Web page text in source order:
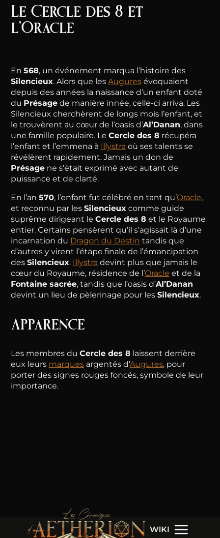
WIKI
Le Cercle des 8 et
l’Oracle
En 568, un événement marqua l’histoire des
Silencieux. Alors que les Augures évoquaient
depuis des années la naissance d’un enfant doté
du Présage de manière innée, celle-ci arriva. Les
Silencieux cherchèrent de longs mois l’enfant, et
le trouvèrent au cœur de l’oasis d’Al’Danan, dans
une famille populaire. Le Cercle des 8 récupéra
l’enfant et l’emmena à Illystra où ses talents se
révélèrent rapidement. Jamais un don de
Présage ne s’était exprimé avec autant de
puissance et de clarté.
En l’an 570, l’enfant fut célébré en tant qu’Oracle,
et reconnu par les Silencieux comme guide
suprême dirigeant le Cercle des 8 et le Royaume
entier. Certains pensèrent qu’il s’agissait là d’une
incarnation du Dragon du Destin tandis que
d’autres y virent l’étape finale de l’émancipation
des Silencieux. Illystra devint plus que jamais le
cœur du Royaume, résidence de l’Oracle et de la
Fontaine sacrée, tandis que l’oasis d’Al’Danan
devint un lieu de pèlerinage pour les Silencieux.
Apparence
Les membres du Cercle des 8 laissent derrière
eux leurs marques argentés d’Augures, pour
porter des signes rouges foncés, symbole de leur
importance.